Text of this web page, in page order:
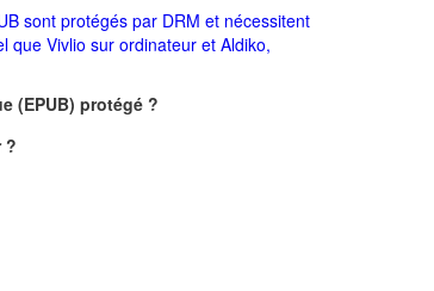
sont protégés par DRM et nécessitent
que Vivlio sur ordinateur et Aldiko,
(EPUB) protégé ?
?